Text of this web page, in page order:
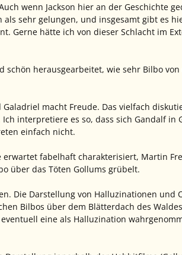
wenn Jackson hier an der Geschichte
sehr gelungen, und insgesamt gibt es
Gerne hätte ich von dieser Schlacht im
herausgearbeitet, wie sehr Bilbo
macht Freude. Das vielfach
interpretiere es so, dass sich Gandalf in
einfach nicht.
fabelhaft charakterisiert, Martin
über das Töten Gollums grübelt.
Die Darstellung von Halluzinationen und
Bilbos über dem Blätterdach des
eine als Halluzination